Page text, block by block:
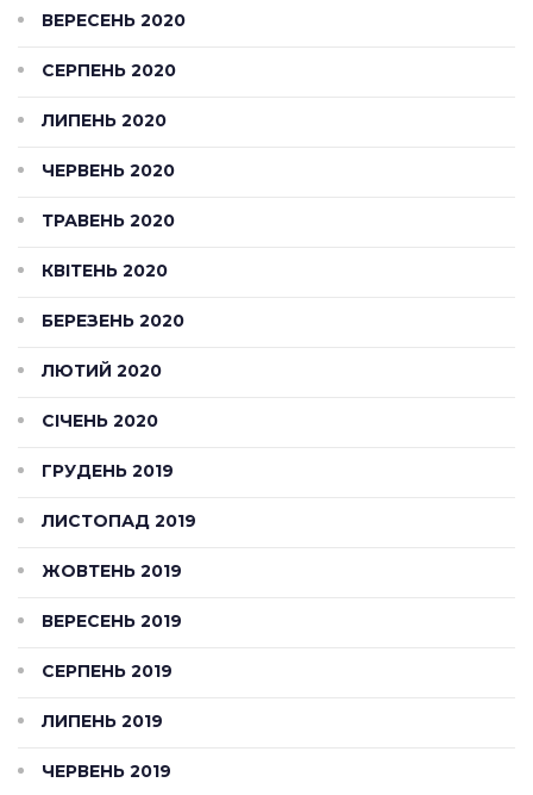
ВЕРЕСЕНЬ 2020
СЕРПЕНЬ 2020
ЛИПЕНЬ 2020
ЧЕРВЕНЬ 2020
ТРАВЕНЬ 2020
КВІТЕНЬ 2020
БЕРЕЗЕНЬ 2020
ЛЮТИЙ 2020
СІЧЕНЬ 2020
ГРУДЕНЬ 2019
ЛИСТОПАД 2019
ЖОВТЕНЬ 2019
ВЕРЕСЕНЬ 2019
СЕРПЕНЬ 2019
ЛИПЕНЬ 2019
ЧЕРВЕНЬ 2019